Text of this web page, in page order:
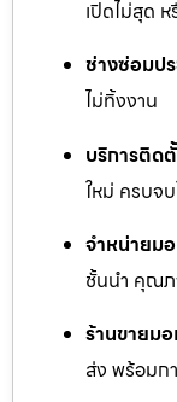
เปิดไม่สุด
ช่างซ่อมป
ไม่ทิ้งงาน
บริการติด
ใหม่ ครบจ
จำหน่ายม
ชั้นนำ คุณ
ร้านขายมอ
ส่ง พร้อมก